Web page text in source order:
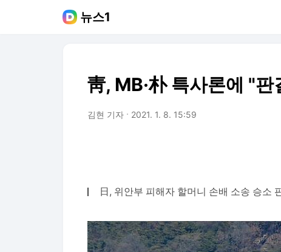
뉴스1
靑, MB·朴 특사론에 "
김현 기자 2021. 1. 8. 15:59
日, 위안부 피해자 할머니 손배 소송 승소